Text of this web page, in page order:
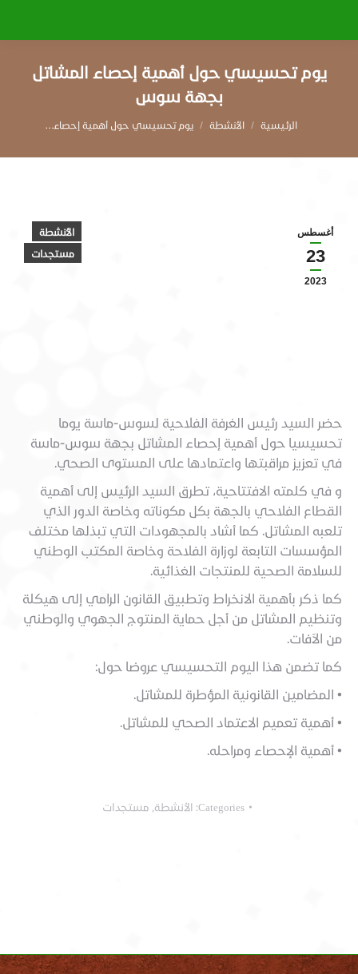
يوم تحسيسي حول أهمية إحصاء المشاتل
بجهة سوس
You are here: الأنشطة يوم تحسيسي حول أهمية إحصاء…
أغسطس
23
2023
الأنشطة
مستجدات
حضر السيد رئيس الغرفة الفلاحية لسوس-ماسة يوما
تحسيسيا حول أهمية إحصاء المشاتل بجهة سوس-ماسة
في تعزيز مراقبتها واعتمادها على المستوى الصحي.
و في كلمته الافتتاحية، تطرق السيد الرئيس إلى أهمية
القطاع الفلاحي بالجهة بكل مكوناته وخاصة الدور الذي
تلعبه المشاتل. كما أشاد بالمجهودات التي تبذلها مختلف
المؤسسات التابعة لوزارة الفلاحة وخاصة المكتب الوطني
للسلامة الصحية للمنتجات الغذائية.
كما ذكر بأهمية الانخراط وتطبيق القانون الرامي إلى هيكلة
وتنظيم المشاتل من أجل حماية المنتوج الجهوي والوطني
من الآفات.
كما تضمن هذا اليوم التحسيسي عروضا حول:
• المضامين القانونية المؤطرة للمشاتل.
• أهمية تعميم الاعتماد الصحي للمشاتل.
• أهمية الإحصاء ومراحله.
Categories: الأنشطة مستجدات